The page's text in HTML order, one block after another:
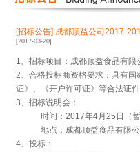
[招标公告] 成都顶益公司2017-
[2017-03-20]
1、招标项目：成都顶益食品有限
2、合格投标商资格要求：具有
证》、《开户许可证》等合法证件
3、招标说明会：
时间： 2017年4月 25 日（
地点：成都顶益食品有限
4、投标：